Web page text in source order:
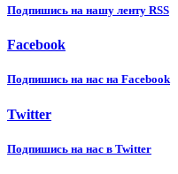
Подпишиcь на нашу ленту RSS
Facebook
Подпишиcь на нас на Facebook
Twitter
Подпишиcь на нас в Twitter